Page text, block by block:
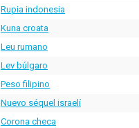
Rupia indonesia
Kuna croata
Leu rumano
Lev búlgaro
Peso filipino
Nuevo séquel israelí
Corona checa